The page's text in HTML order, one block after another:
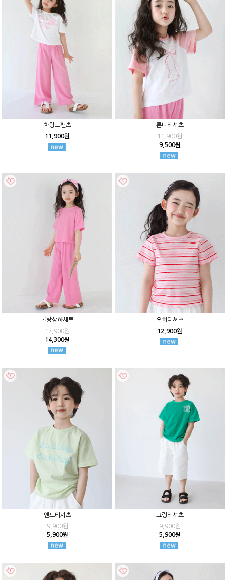
차랑드팬츠
11,900원
론니티셔츠
11,900원
9,500원
쿨랑상하세트
17,900원
14,300원
오히티셔츠
12,900원
엔토티셔츠
9,900원
5,900원
그링티셔츠
9,900원
5,900원